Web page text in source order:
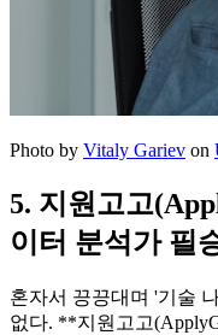
Photo by Vitaly Gariev on
5. 지원고고
이터 분석가 필
혼자서 끙끙대며 '기술
없다. ​**지원고고